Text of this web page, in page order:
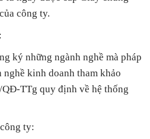
công ty.
ký những ngành nghề mà pháp
kinh doanh tham khảo
TTg quy định về hệ thống
ty: